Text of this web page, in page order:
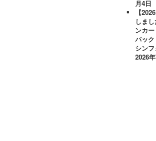
月4日
【
しま
ンカ
パッ
シンフ
2026